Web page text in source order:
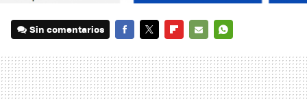
Sin comentarios
MAIL